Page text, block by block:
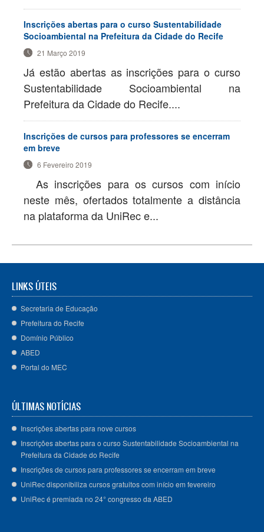
Inscrições abertas para o curso Sustentabilidade
Socioambiental na Prefeitura da Cidade do Recife
21 Março 2019
Já estão abertas as inscrições para o curso
Sustentabilidade Socioambiental na
Prefeitura da Cidade do Recife....
Inscrições de cursos para professores se encerram
em breve
6 Fevereiro 2019
As inscrições para os cursos com início
neste mês, ofertados totalmente a distância
na plataforma da UniRec e...
LINKS ÚTEIS
Secretaria de Educação
Prefeitura do Recife
Domínio Público
ABED
Portal do MEC
ÚLTIMAS NOTÍCIAS
Inscrições abertas para nove cursos
Inscrições abertas para o curso Sustentabilidade Socioambiental na
Prefeitura da Cidade do Recife
Inscrições de cursos para professores se encerram em breve
UniRec disponibiliza cursos gratuitos com início em fevereiro
UniRec é premiada no 24° congresso da ABED